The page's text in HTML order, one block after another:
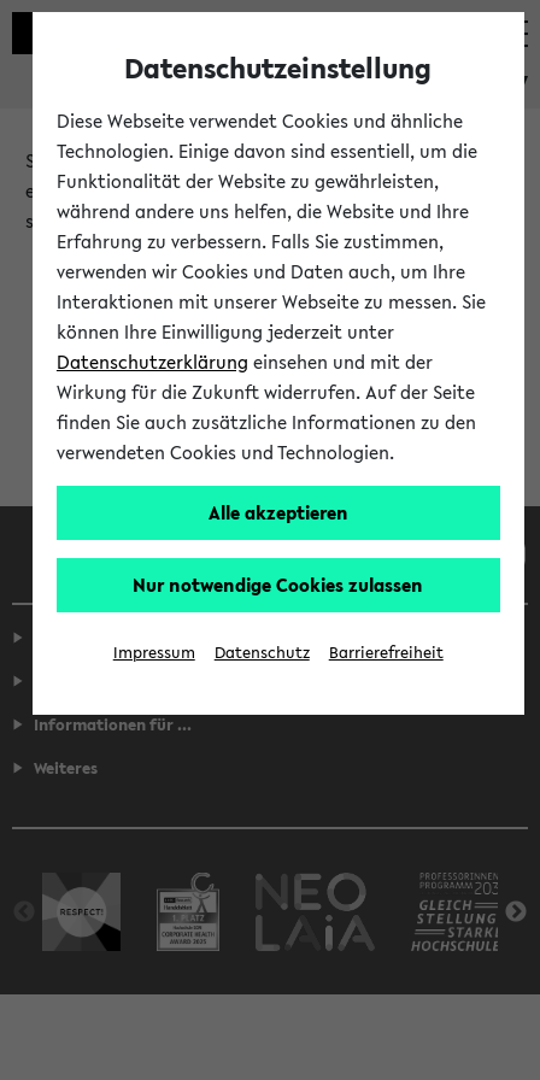
eKVV
Sie möchten auf eine eKVV Funktion zugreifen, die Ihnen
erst nach einer Anmeldung am System zur Verfügung
steht.
Bitte melden Sie sich an:
Anmeldung am eKVV
Informationen für ...
Weiteres
Datenschutzeinstellung
Diese Webseite verwendet Cookies und ähnliche
Technologien. Einige davon sind essentiell, um die
Funktionalität der Website zu gewährleisten,
während andere uns helfen, die Website und Ihre
Erfahrung zu verbessern. Falls Sie zustimmen,
verwenden wir Cookies und Daten auch, um Ihre
Interaktionen mit unserer Webseite zu messen. Sie
können Ihre Einwilligung jederzeit unter
Datenschutzerklärung einsehen und mit der
Wirkung für die Zukunft widerrufen. Auf der Seite
finden Sie auch zusätzliche Informationen zu den
verwendeten Cookies und Technologien.
Alle akzeptieren
Nur notwendige Cookies zulassen
Impressum Datenschutz Barrierefreiheit